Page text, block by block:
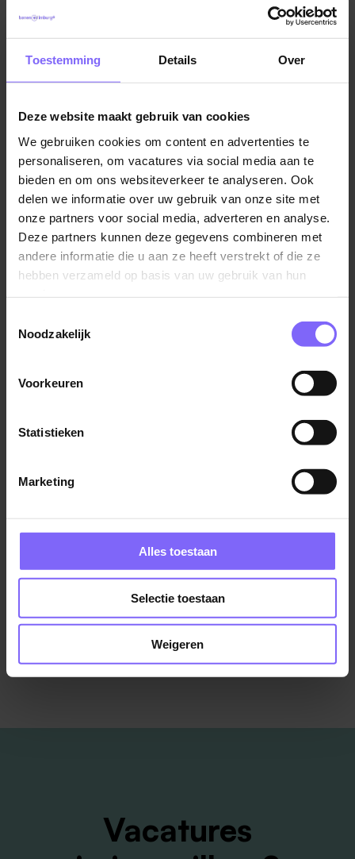
Toestemming Details Over
Deze website maakt gebruik van cookies
We gebruiken cookies om content en advertenties te
personaliseren, om vacatures via social media aan te
bieden en om ons websiteverkeer te analyseren. Ook
delen we informatie over uw gebruik van onze site met
onze partners voor social media, adverteren en analyse.
Deze partners kunnen deze gegevens combineren met
andere informatie die u aan ze heeft verstrekt of die ze
hebben verzameld op basis van uw gebruik van hun
Noodzakelijk
Voorkeuren
Statistieken
Marketing
Alles toestaan
Selectie toestaan
Weigeren
Mayke Lechner via 06-31043945.
Vacatures in Swalmen Vacatures in Midden Limburg|
Vacatures Zorg in Limburg|Vacatures in de
gehandicaptenzorg in Limburg
Vergelijkbare vacatures
Begeleider dagbesteding EMB senioren
Pergamijn
Echt
Begeleider EMB (Ernstig Meervoudig
Koraal
Daelzicht
Heel
Bekijk meer vacatures
Vacatures